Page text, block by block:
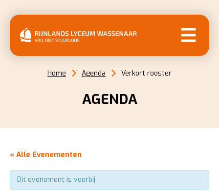
Home Agenda Verkort rooster
AGENDA
« Alle Evenementen
Dit evenement is voorbij.